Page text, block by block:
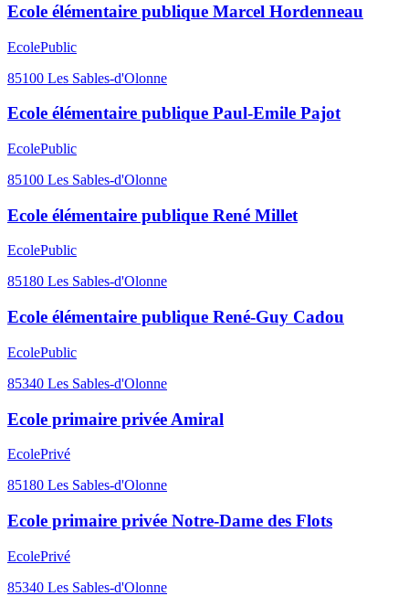
Ecole élémentaire publique Marcel Hordenneau
EcolePublic
85100 Les Sables-d'Olonne
Ecole élémentaire publique Paul-Emile Pajot
EcolePublic
85100 Les Sables-d'Olonne
Ecole élémentaire publique René Millet
EcolePublic
85180 Les Sables-d'Olonne
Ecole élémentaire publique René-Guy Cadou
EcolePublic
85340 Les Sables-d'Olonne
Ecole primaire privée Amiral
EcolePrivé
85180 Les Sables-d'Olonne
Ecole primaire privée Notre-Dame des Flots
EcolePrivé
85340 Les Sables-d'Olonne